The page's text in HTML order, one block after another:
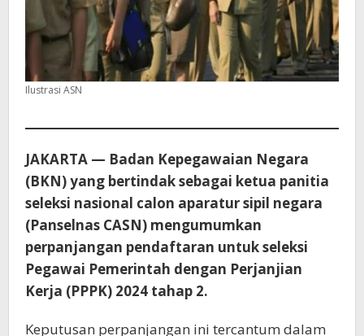
Ilustrasi ASN
JAKARTA — Badan Kepegawaian Negara
(BKN) yang bertindak sebagai ketua panitia
seleksi nasional calon aparatur sipil negara
(Panselnas CASN) mengumumkan
perpanjangan pendaftaran untuk seleksi
Pegawai Pemerintah dengan Perjanjian
Kerja (PPPK) 2024 tahap 2.
Keputusan perpanjangan ini tercantum dalam